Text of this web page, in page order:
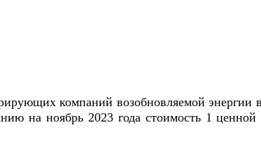
компаний возобновляемой
на ноябрь 2023 года стоимость 1